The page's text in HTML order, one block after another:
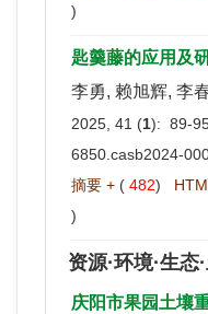
)
匙羹藤的应用及
李勇, 赖旭辉, 李
2025, 41 (1): 89-
6850.casb2024-
摘要 + ( 482)
)
资源·环境·生态
庆阳市果园土壤